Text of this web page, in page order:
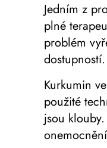
Jedním z
plné
problém
dostupností.
Kurkumin
použité
jsou